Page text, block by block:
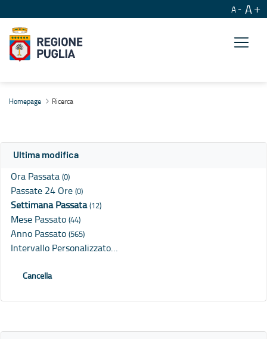
A A
Homepage Ricerca
Ultima modifica
Ora Passata (0)
Passate 24 Ore (0)
Settimana Passata(12)
Mese Passato (44)
Anno Passato (565)
Intervallo Personalizzato…
Cancella